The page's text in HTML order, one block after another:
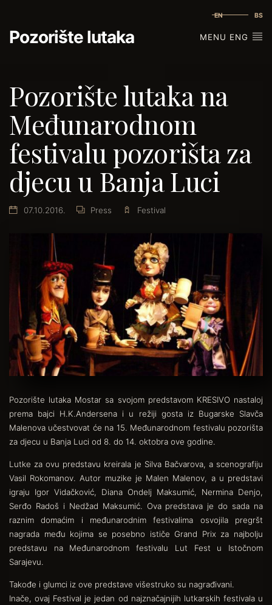
EN BS
Pozorište lutaka MENU ENG
Pozorište lutaka na
Međunarodnom
festivalu pozorišta za
djecu u Banja Luci
07.10.2016. Press Festival
Pozorište lutaka Mostar sa svojom predstavom KRESIVO nastaloj
prema bajci H.K.Andersena i u režiji gosta iz Bugarske Slavča
Malenova učestvovat će na 15. Međunarodnom festivalu pozorišta
za djecu u Banja Luci od 8. do 14. oktobra ove godine.
Lutke za ovu predstavu kreirala je Silva Bačvarova, a scenografiju
Vasil Rokomanov. Autor muzike je Malen Malenov, a u predstavi
igraju Igor Vidačković, Diana Ondelj Maksumić, Nermina Denjo,
Serđo Radoš i Nedžad Maksumić. Ova predstava je do sada na
raznim domaćim i međunarodnim festivalima osvojila pregršt
nagrada među kojima se posebno ističe Grand Prix za najbolju
predstavu na Međunarodnom festivalu Lut Fest u Istočnom
Sarajevu.
Takođe i glumci iz ove predstave višestruko su nagrađivani.
Inače, ovaj Festival je jedan od najznačajnijih lutkarskih festivala u